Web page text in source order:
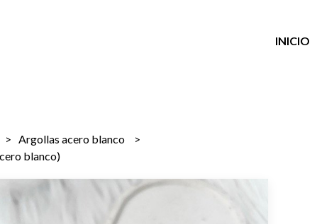
INICIO
Argollas acero blanco
blanco)